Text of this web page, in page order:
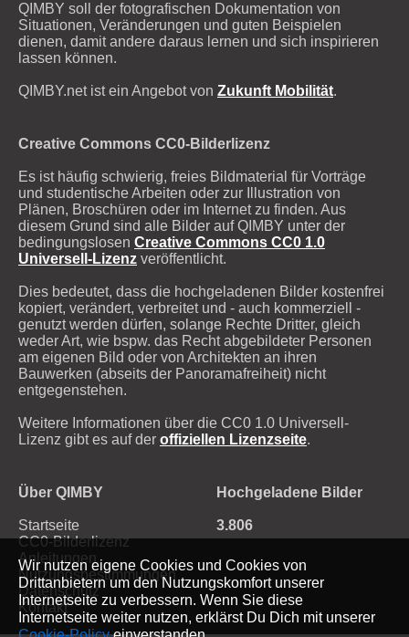
Wir nutzen eigene Cookies und Cookies von
Drittanbietern um den Nutzungskomfort unserer
Internetseite zu verbessern. Wenn Sie diese
Internetseite weiter nutzen, erklärst Du Dich mit unserer
QIMBY soll der fotografischen Dokumentation von
Situationen, Veränderungen und guten Beispielen
dienen, damit andere daraus lernen und sich inspirieren
lassen können.
QIMBY.net ist ein Angebot von Zukunft Mobilität.
Creative Commons CC0-Bilderlizenz
Es ist häufig schwierig, freies Bildmaterial für Vorträge
und studentische Arbeiten oder zur Illustration von
Plänen, Broschüren oder im Internet zu finden. Aus
diesem Grund sind alle Bilder auf QIMBY unter der
bedingungslosen Creative Commons CC0 1.0
Universell-Lizenz veröffentlicht.
Dies bedeutet, dass die hochgeladenen Bilder kostenfrei
kopiert, verändert, verbreitet und - auch kommerziell -
genutzt werden dürfen, solange Rechte Dritter, gleich
weder Art, wie bspw. das Recht abgebildeter Personen
am eigenen Bild oder von Architekten an ihren
Bauwerken (abseits der Panoramafreiheit) nicht
entgegenstehen.
Weitere Informationen über die CC0 1.0 Universell-
Lizenz gibt es auf der offiziellen Lizenzseite.
Über QIMBY
Startseite
CC0-Bilderlizenz
Anleitungen
Nutzungsbestimmungen
Datenschutz
Kontakt
Hochgeladene Bilder
3.806